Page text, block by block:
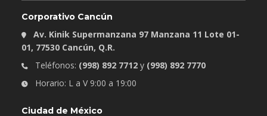
Corporativo Cancún
Av. Kinik Supermanzana 97 Manzana 11 Lote 01-
01, 77530 Cancún, Q.R.
Teléfonos: (998) 892 7712 y (998) 892 7770
Horario: L a V 9:00 a 19:00
Ciudad de México